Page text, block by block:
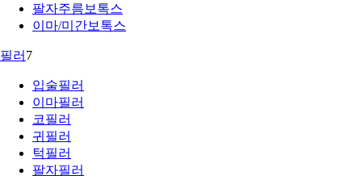
팔자주름보톡스
이마/미간보톡스
필러 7
입술필러
이마필러
코필러
귀필러
턱필러
팔자필러